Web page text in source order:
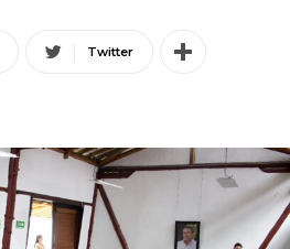
Twitter